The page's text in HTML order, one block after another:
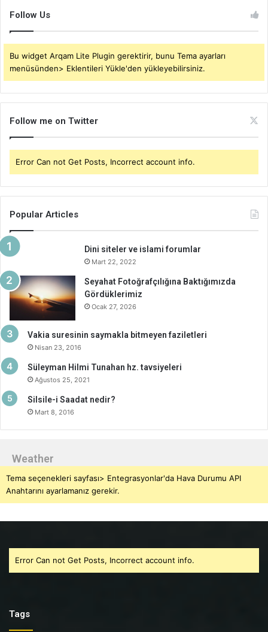
Follow Us
Bu widget Arqam Lite Plugin gerektirir, bunu Tema ayarları
menüsünden> Eklentileri Yükle'den yükleyebilirsiniz.
Follow me on Twitter
Error Can not Get Posts, Incorrect account info.
Popular Articles
Dini siteler ve islami forumlar
Mart 22, 2022
Seyahat Fotoğrafçılığına Baktığımızda
Gördüklerimiz
Ocak 27, 2026
Vakia suresinin saymakla bitmeyen faziletleri
Nisan 23, 2016
Süleyman Hilmi Tunahan hz. tavsiyeleri
Ağustos 25, 2021
Silsile-i Saadat nedir?
Mart 8, 2016
Weather
Tema seçenekleri sayfası> Entegrasyonlar'da Hava Durumu API
Anahtarını ayarlamanız gerekir.
Error Can not Get Posts, Incorrect account info.
Tags